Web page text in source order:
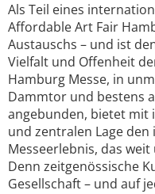
Als Teil eines
Affordable Art Fair
Austauschs – und ist
Vielfalt und Offenheit
Hamburg Messe, in
Dammtor und bestens
angebunden, bietet
und zentralen Lage
Messeerlebnis, das
Denn zeitgenössische
Gesellschaft – und auf